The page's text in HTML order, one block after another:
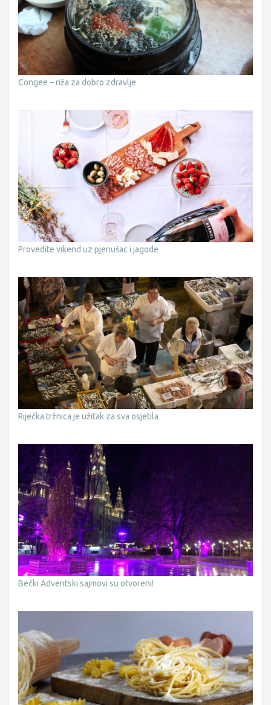
Congee – riža za dobro zdravlje
Provedite vikend uz pjenušac i jagode
Riječka tržnica je užitak za sva osjetila
Bečki Adventski sajmovi su otvoreni!